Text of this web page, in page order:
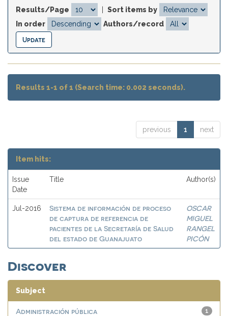
Results/Page
Sort items by
In order
Authors/record
Results 1-1 of 1 (Search time: 0.002 seconds).
previous 1 next
Item hits:
Issue
Date
Title Author(s)
Jul-2016
Sistema de información de proceso
de captura de referencia de
pacientes de la Secretaría de Salud
del estado de Guanajuato
OSCAR
MIGUEL
RANGEL
PICÓN
Discover
Subject
1
Administración pública